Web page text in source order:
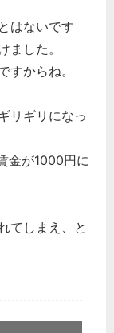
はないです
ました。
すからね。
リギリになっ
金が1000円に
てしまえ、と